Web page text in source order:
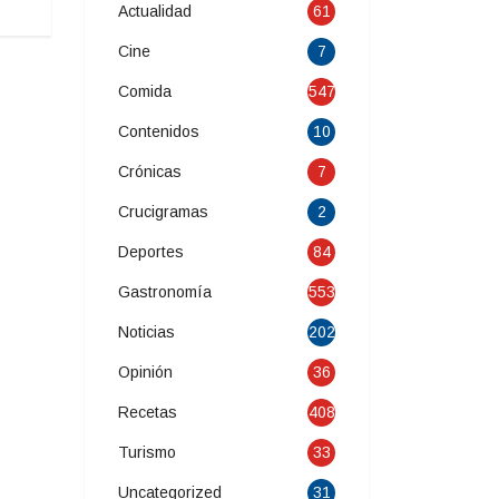
Actualidad 61
Cine 7
Comida 547
Contenidos 10
Crónicas 7
Crucigramas 2
Deportes 84
Gastronomía 553
Noticias 202
Opinión 36
Recetas 408
Turismo 33
Uncategorized 31